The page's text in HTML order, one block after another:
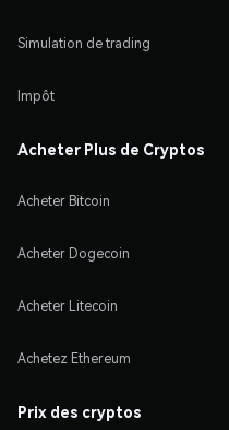
Simulation de trading
Impôt
Acheter Plus de Cryptos
Acheter Bitcoin
Acheter Dogecoin
Acheter Litecoin
Achetez Ethereum
Prix des cryptos